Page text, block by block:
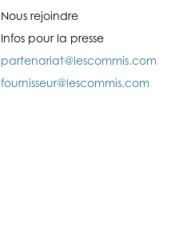
Nous rejoindre
Infos pour la presse
partenariat@lescommis.com
fournisseur@lescommis.com